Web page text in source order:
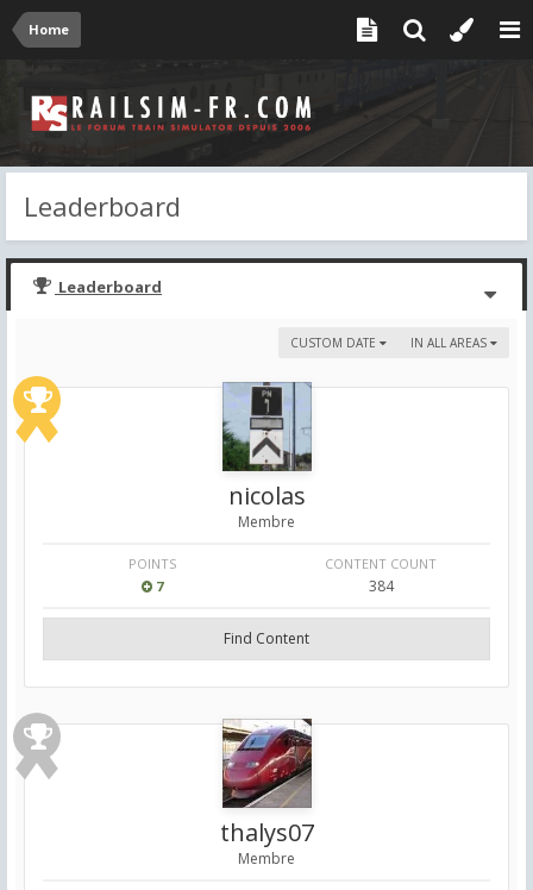
Home
Leaderboard
Leaderboard
IN ALL AREAS
CUSTOM DATE
nicolas
Membre
POINTS
7
CONTENT COUNT
384
Find Content
thalys07
Membre